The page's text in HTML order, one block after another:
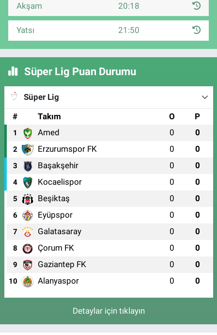
Akşam 20:18
Yatsı 21:50
Süper Lig Puan Durumu
Süper Lig
#
Takım O P
1 Amed 0 0
2 Erzurumspor FK 0 0
3 Başakşehir 0 0
4 Kocaelispor 0 0
5 Beşiktaş 0 0
6 Eyüpspor 0 0
7 Galatasaray 0 0
8 Çorum FK 0 0
9 Gaziantep FK 0 0
10 Alanyaspor 0 0
Detaylar için tıklayın